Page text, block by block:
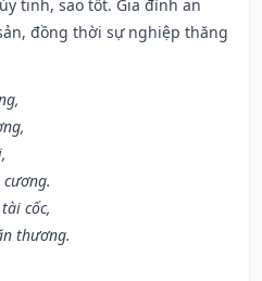
tinh, sao tốt. Gia đình an
đồng thời sự nghiệp thăng
cốc,
thương.